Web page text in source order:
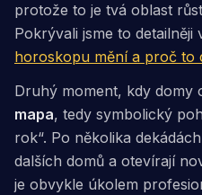
protože to je tvá oblast
Pokrývali jsme to detailněji
horoskopu mění a proč to
Druhý moment, kdy domy
mapa, tedy symbolický
rok“. Po několika
dalších domů a otevírají
je obvykle úkolem